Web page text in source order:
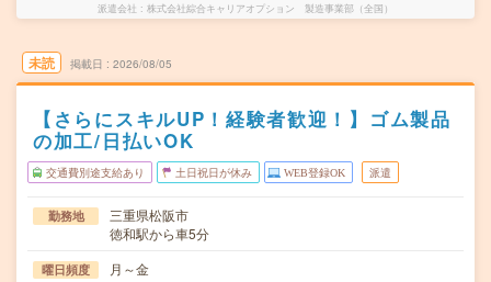
派遣会社 株式会社綜合キャリアオプション 製造事業部（全国）
未読 掲載日 2026/08/05
【さらにスキルUP！経験者歓迎！】ゴム製品
の加工/日払いOK
交通費別途支給あり 土日祝日が休み WEB登録OK 派遣
勤務地
三重県松阪市
徳和駅から車5分
曜日頻度 月～金